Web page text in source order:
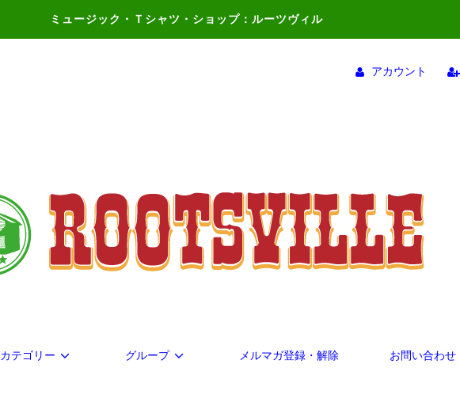
ミュージック・Ｔシャツ・ショップ：ルーツヴィル
アカウント
カテゴリー グループ メルマガ登録・解除 お問い合わせ